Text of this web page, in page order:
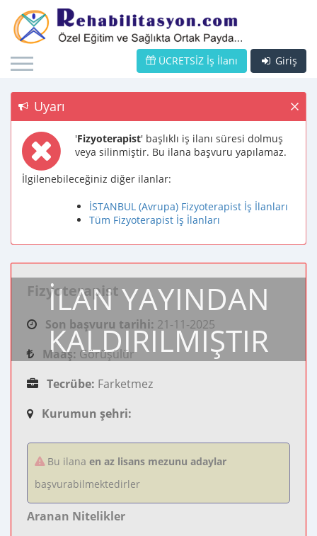
Giriş
ÜCRETSİZ İş İlanı
Uyarı
'Fizyoterapist' başlıklı iş ilanı süresi dolmuş
veya silinmiştir. Bu ilana başvuru yapılamaz.
İlgilenebileceğiniz diğer ilanlar:
İSTANBUL (Avrupa) Fizyoterapist İş İlanları
Tüm Fizyoterapist İş İlanları
İLAN YAYINDAN
KALDIRILMIŞTIR
Fizyoterapist
Son başvuru tarihi: 21-11-2025
Maaş: Görüşülür
Tecrübe: Farketmez
Kurumun şehri:
Bu ilana en az lisans mezunu adaylar
başvurabilmektedirler
Aranan Nitelikler